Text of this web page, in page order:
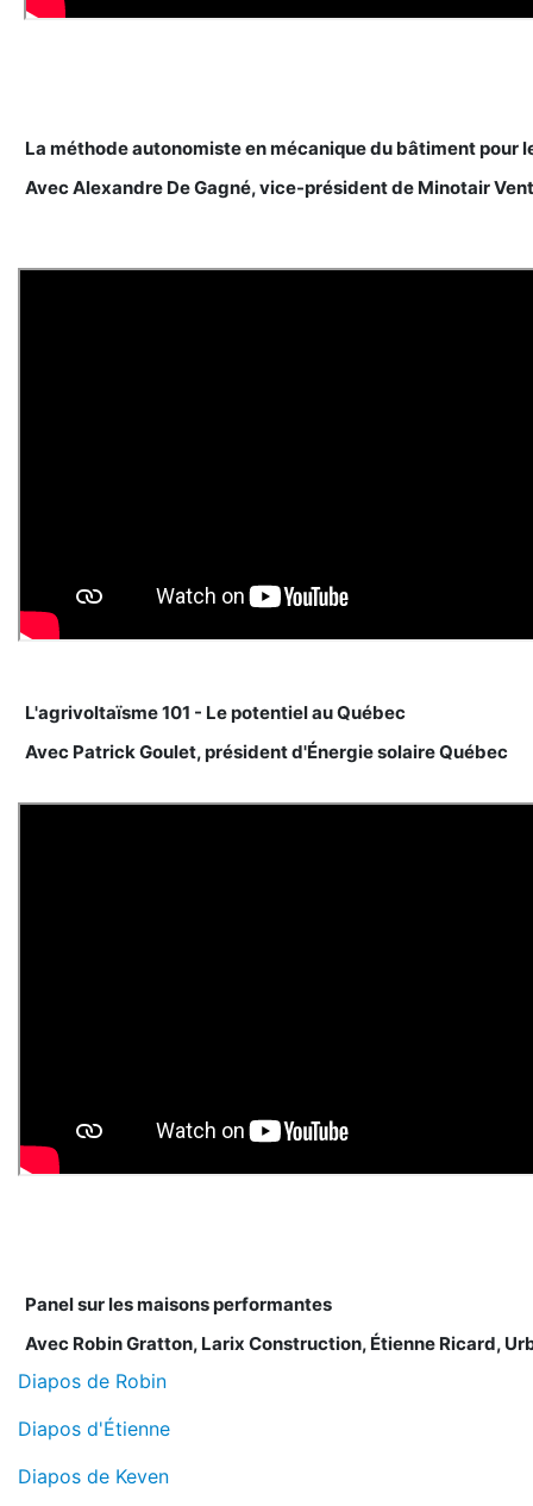
La méthode autonomiste en mécanique du bâtiment pour
Avec Alexandre De Gagné, vice-président de Minotair
L'agrivoltaïsme 101 - Le potentiel au Québec
Avec Patrick Goulet, président d'Énergie solaire Québec
Panel sur les maisons performantes
Avec Robin Gratton, Larix Construction, Étienne Ricard,
Diapos de Robin
Diapos d'Étienne
Diapos de Keven